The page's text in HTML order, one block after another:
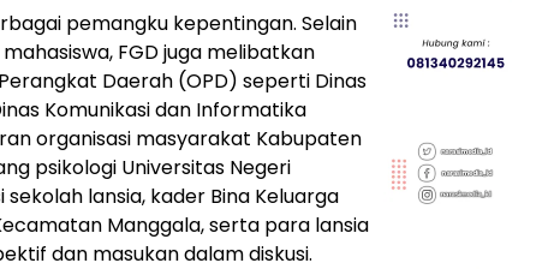
pemangku kepentingan. Selain
FGD juga melibatkan
Daerah (OPD) seperti Dinas
Komunikasi dan Informatika
organisasi masyarakat Kabupaten
psikologi Universitas Negeri
sekolah lansia, kader Bina Keluarga
Manggala, serta para lansia
dan masukan dalam diskusi.